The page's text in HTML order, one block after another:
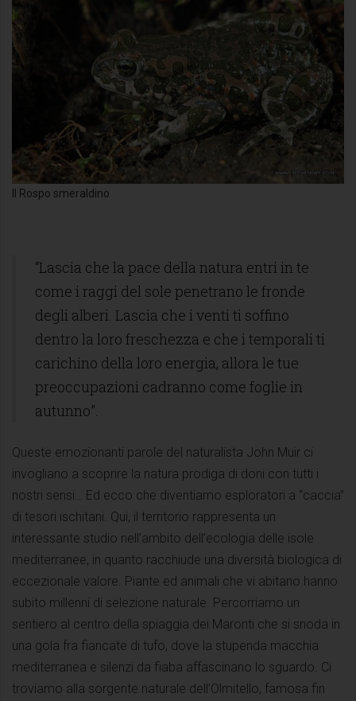
Il Rospo smeraldino
“Lascia che la pace della natura entri in te
come i raggi del sole penetrano le fronde
degli alberi. Lascia che i venti ti soffino
dentro la loro freschezza e che i temporali ti
carichino della loro energia, allora le tue
preoccupazioni cadranno come foglie in
autunno”.
Queste emozionanti parole del naturalista John Muir ci
invogliano a scoprire la natura prodiga di doni con tutti i
nostri sensi… Ed ecco che diventiamo esploratori a “caccia”
di tesori ischitani. Qui, il territorio rappresenta un
interessante studio nell’ambito dell’ecologia delle isole
mediterranee, in quanto racchiude una diversità biologica di
eccezionale valore. Piante ed animali che vi abitano hanno
subito millenni di selezione naturale. Percorriamo un
sentiero al centro della spiaggia dei Maronti che si snoda in
una gola fra fiancate di tufo, dove la stupenda macchia
mediterranea e silenzi da fiaba affascinano lo sguardo. Ci
troviamo alla sorgente naturale dell’Olmitello, famosa fin